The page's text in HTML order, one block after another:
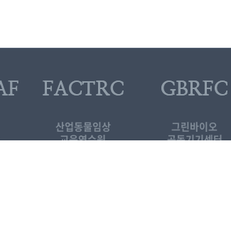
산업동물임상
교육연수원
그린바이오
공동기기센터